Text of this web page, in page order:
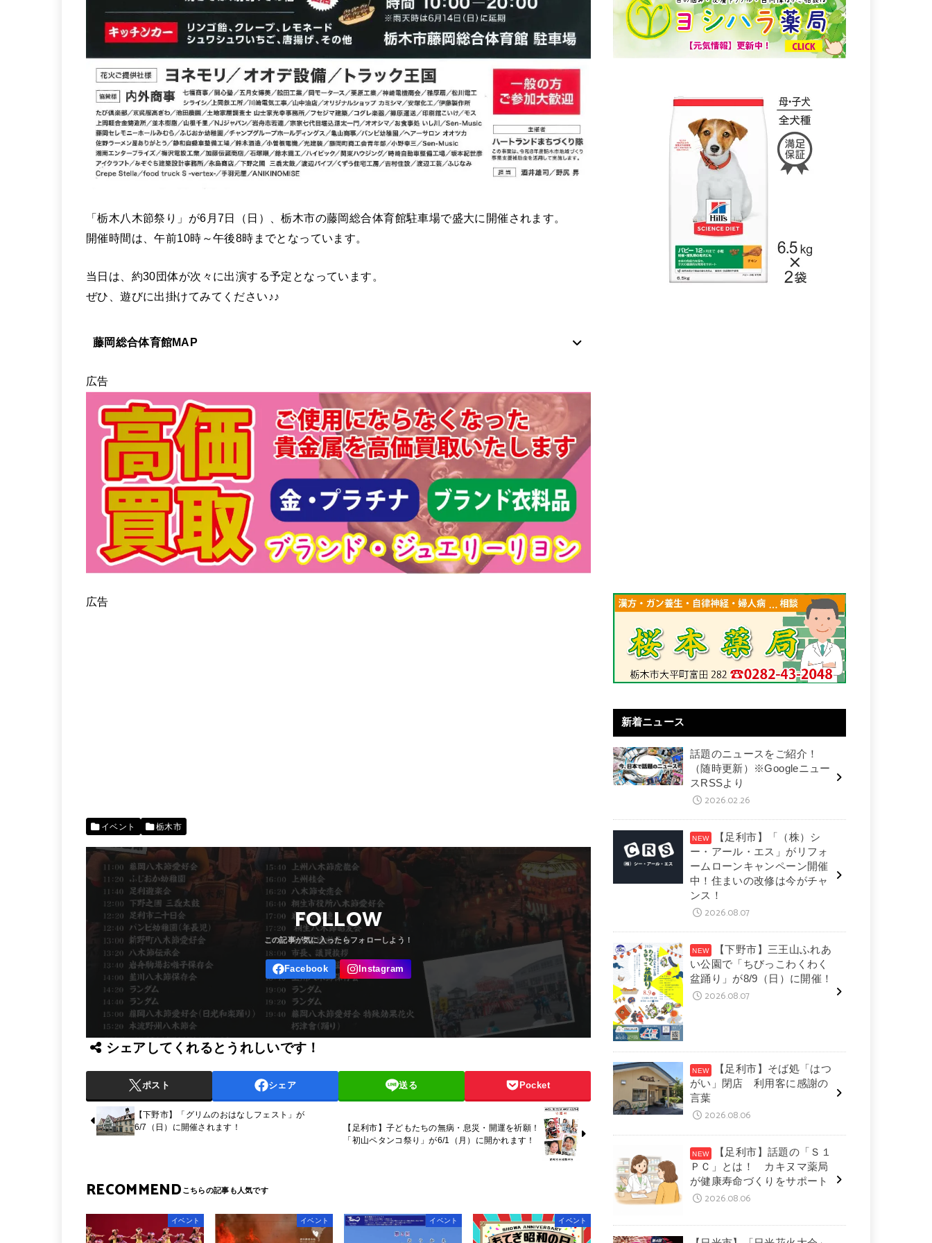
「栃木八木節祭り」が6月7日（日）、栃木市の藤岡総合体育館駐車場で盛大に開催されます。
開催時間は、午前10時～午後8時までとなっています。
当日は、約30団体が次々に出演する予定となっています。
ぜひ、遊びに出掛けてみてください♪♪
藤岡総合体育館MAP
広告
広告
イベント 栃木市
FOLLOW
シェアしてくれるとうれしいです！
ポスト シェア 送る Pocket
【下野市】「グリムのおはなしフェスト」が
6/7（日）に開催されます！
【足利市】子どもたちの無病・息災・開運を祈願！
「初山ペタンコ祭り」が6/1（月）に開かれます！
RECOMMEND
イベント イベント イベント イベント
新着ニュース
話題のニュースをご紹介！
（随時更新）※Googleニュー
スRSSより
2026.02.26
【足利市】「（株）シ
ー・アール・エス」がリフォ
ームローンキャンペーン開催
中！住まいの改修は今がチャ
ンス！
2026.08.07
【下野市】三王山ふれあ
い公園で「ちびっこわくわく
盆踊り」が8/9（日）に開催！
2026.08.07
【足利市】そば処「はつ
がい」閉店 利用客に感謝の
言葉
2026.08.06
【足利市】話題の「Ｓ１
ＰＣ」とは！ カキヌマ薬局
が健康寿命づくりをサポート
2026.08.06